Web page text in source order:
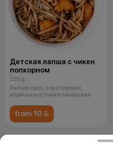
Детская лапша с чикен
попкорном
220 g
Лапша удон, соус терияки,
куриные кусочки в панировке
from 10 